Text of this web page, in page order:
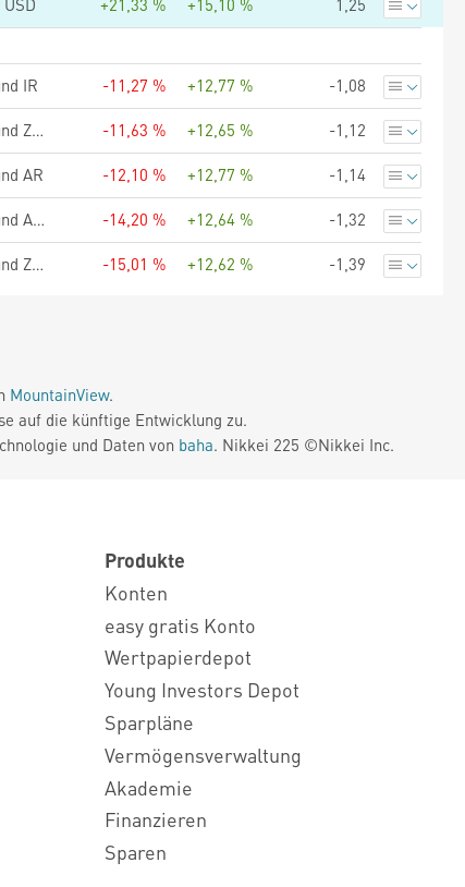
+21,33 % +15,10 % 1,25
IR -11,27 % +12,77 % -1,08
Morgan Stanley Investment Funds Global Brands Equity Income Fund ZHR (GBP) -11,63 % +12,65 % -1,12
AR -12,10 % +12,77 % -1,14
Morgan Stanley Investment Funds Global Brands Equity Income Fund AHR (EUR) -14,20 % +12,64 % -1,32
Morgan Stanley Investment Funds Global Brands Equity Income Fund ZHR (CHF) -15,01 % +12,62 % -1,39
MountainView.
auf die künftige Entwicklung zu.
und Daten von baha. Nikkei 225 ©Nikkei Inc.
Produkte
Konten
easy gratis Konto
Wertpapierdepot
Young Investors Depot
Sparpläne
Vermögensverwaltung
Akademie
Finanzieren
Sparen